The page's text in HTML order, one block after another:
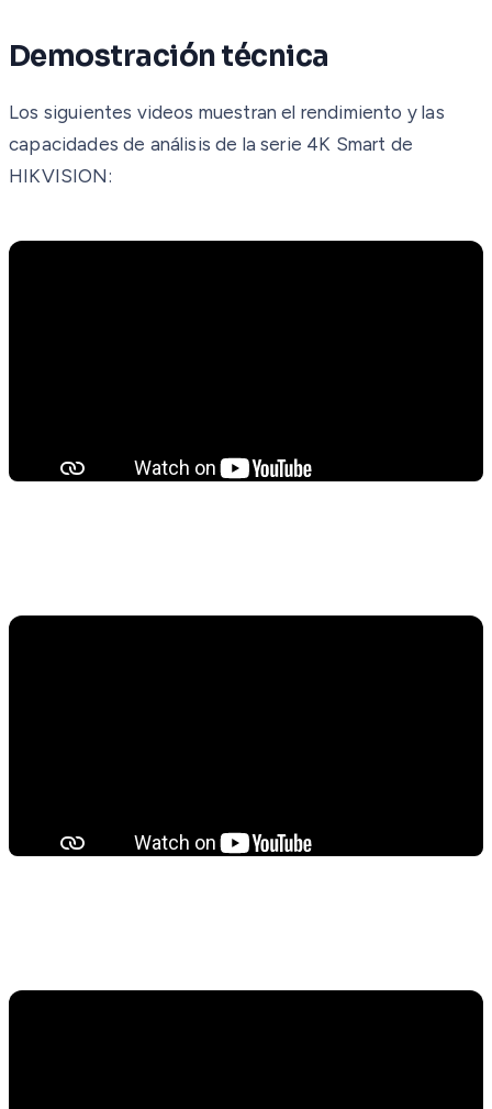
Demostración técnica
Los siguientes videos muestran el rendimiento y las
capacidades de análisis de la serie 4K Smart de
HIKVISION: